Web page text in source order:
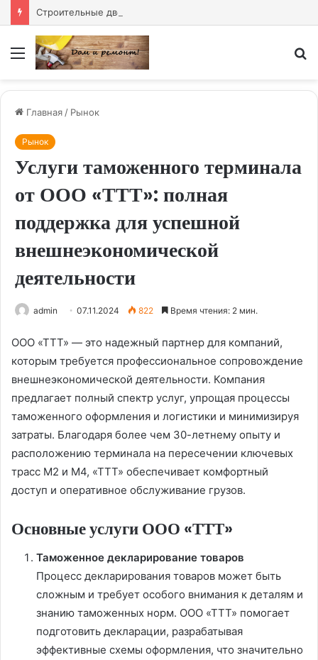
Меню
Главная/ Рынок
Рынок
Услуги таможенного терминала
от ООО «ТТТ»: полная
поддержка для успешной
внешнеэкономической
деятельности
admin 07.11.2024 822 Время чтения: 2 мин.
ООО «ТТТ» — это надежный партнер для компаний,
которым требуется профессиональное сопровождение
внешнеэкономической деятельности. Компания
предлагает полный спектр услуг, упрощая процессы
таможенного оформления и логистики и минимизируя
затраты. Благодаря более чем 30-летнему опыту и
расположению терминала на пересечении ключевых
трасс М2 и М4, «ТТТ» обеспечивает комфортный
доступ и оперативное обслуживание грузов.
Основные услуги ООО «ТТТ»
Таможенное декларирование товаров
Процесс декларирования товаров может быть
сложным и требует особого внимания к деталям и
знанию таможенных норм. ООО «ТТТ» помогает
подготовить декларации, разрабатывая
эффективные схемы оформления, что значительно